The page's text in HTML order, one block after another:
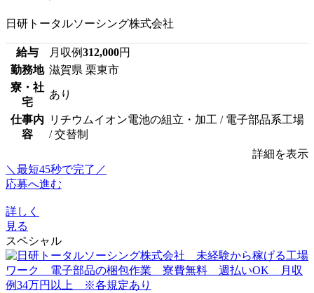
日研トータルソーシング株式会社
給与 月収例312,000円
勤務地 滋賀県 栗東市
寮・社
宅
あり
仕事内
容
リチウムイオン電池の組立・加工 / 電子部品系工場
/ 交替制
詳細を表示
＼最短45秒で完了／
応募へ進む
詳しく
見る
スペシャル